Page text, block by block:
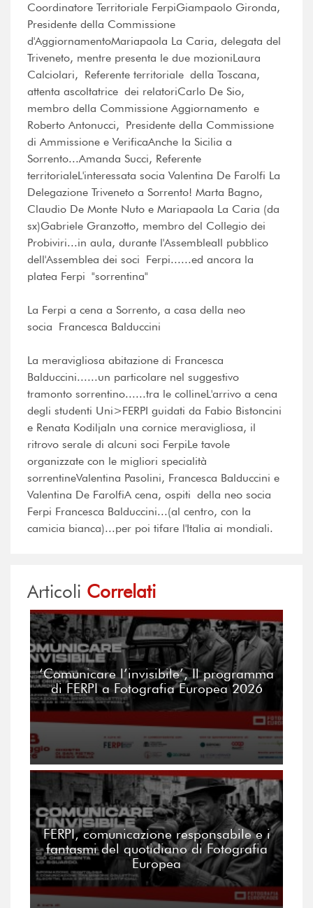
Coordinatore Territoriale FerpiGiampaolo Gironda,
Presidente della Commissione
d'AggiornamentoMariapaola La Caria, delegata del
Triveneto, mentre presenta le due mozioniLaura
Calciolari, Referente territoriale della Toscana,
attenta ascoltatrice dei relatoriCarlo De Sio,
membro della Commissione Aggiornamento e
Roberto Antonucci, Presidente della Commissione
di Ammissione e VerificaAnche la Sicilia a
Sorrento...Amanda Succi, Referente
territorialeL'interessata socia Valentina De Farolfi La
Delegazione Triveneto a Sorrento! Marta Bagno,
Claudio De Monte Nuto e Mariapaola La Caria (da
sx)Gabriele Granzotto, membro del Collegio dei
Probiviri...in aula, durante l'AssembleaIl pubblico
dell'Assemblea dei soci Ferpi......ed ancora la
platea Ferpi "sorrentina"
La Ferpi a cena a Sorrento, a casa della neo
socia Francesca Balduccini
La meravigliosa abitazione di Francesca
Balduccini......un particolare nel suggestivo
tramonto sorrentino......tra le collineL'arrivo a cena
degli studenti Uni>FERPI guidati da Fabio Bistoncini
e Renata KodiljaIn una cornice meravigliosa, il
ritrovo serale di alcuni soci FerpiLe tavole
organizzate con le migliori specialità
sorrentineValentina Pasolini, Francesca Balduccini e
Valentina De FarolfiA cena, ospiti della neo socia
Ferpi Francesca Balduccini...(al centro, con la
camicia bianca)...per poi tifare l'Italia ai mondiali.
Articoli Correlati
‘Comunicare l’invisibile’, Il programma
di FERPI a Fotografia Europea 2026
FERPI, comunicazione responsabile e i
fantasmi del quotidiano di Fotografia
Europea